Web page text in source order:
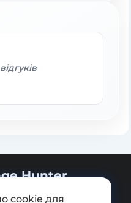
Hunter
cookie для